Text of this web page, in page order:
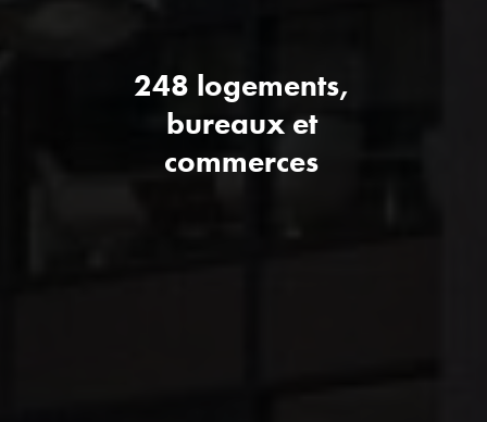
248 logements,
bureaux et
commerces